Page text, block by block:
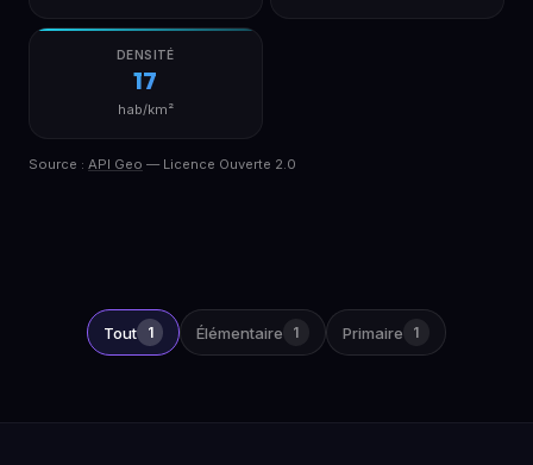
DENSITÉ
17
hab/km²
Source : API Geo — Licence Ouverte 2.0
Tout 1 Élémentaire 1 Primaire 1